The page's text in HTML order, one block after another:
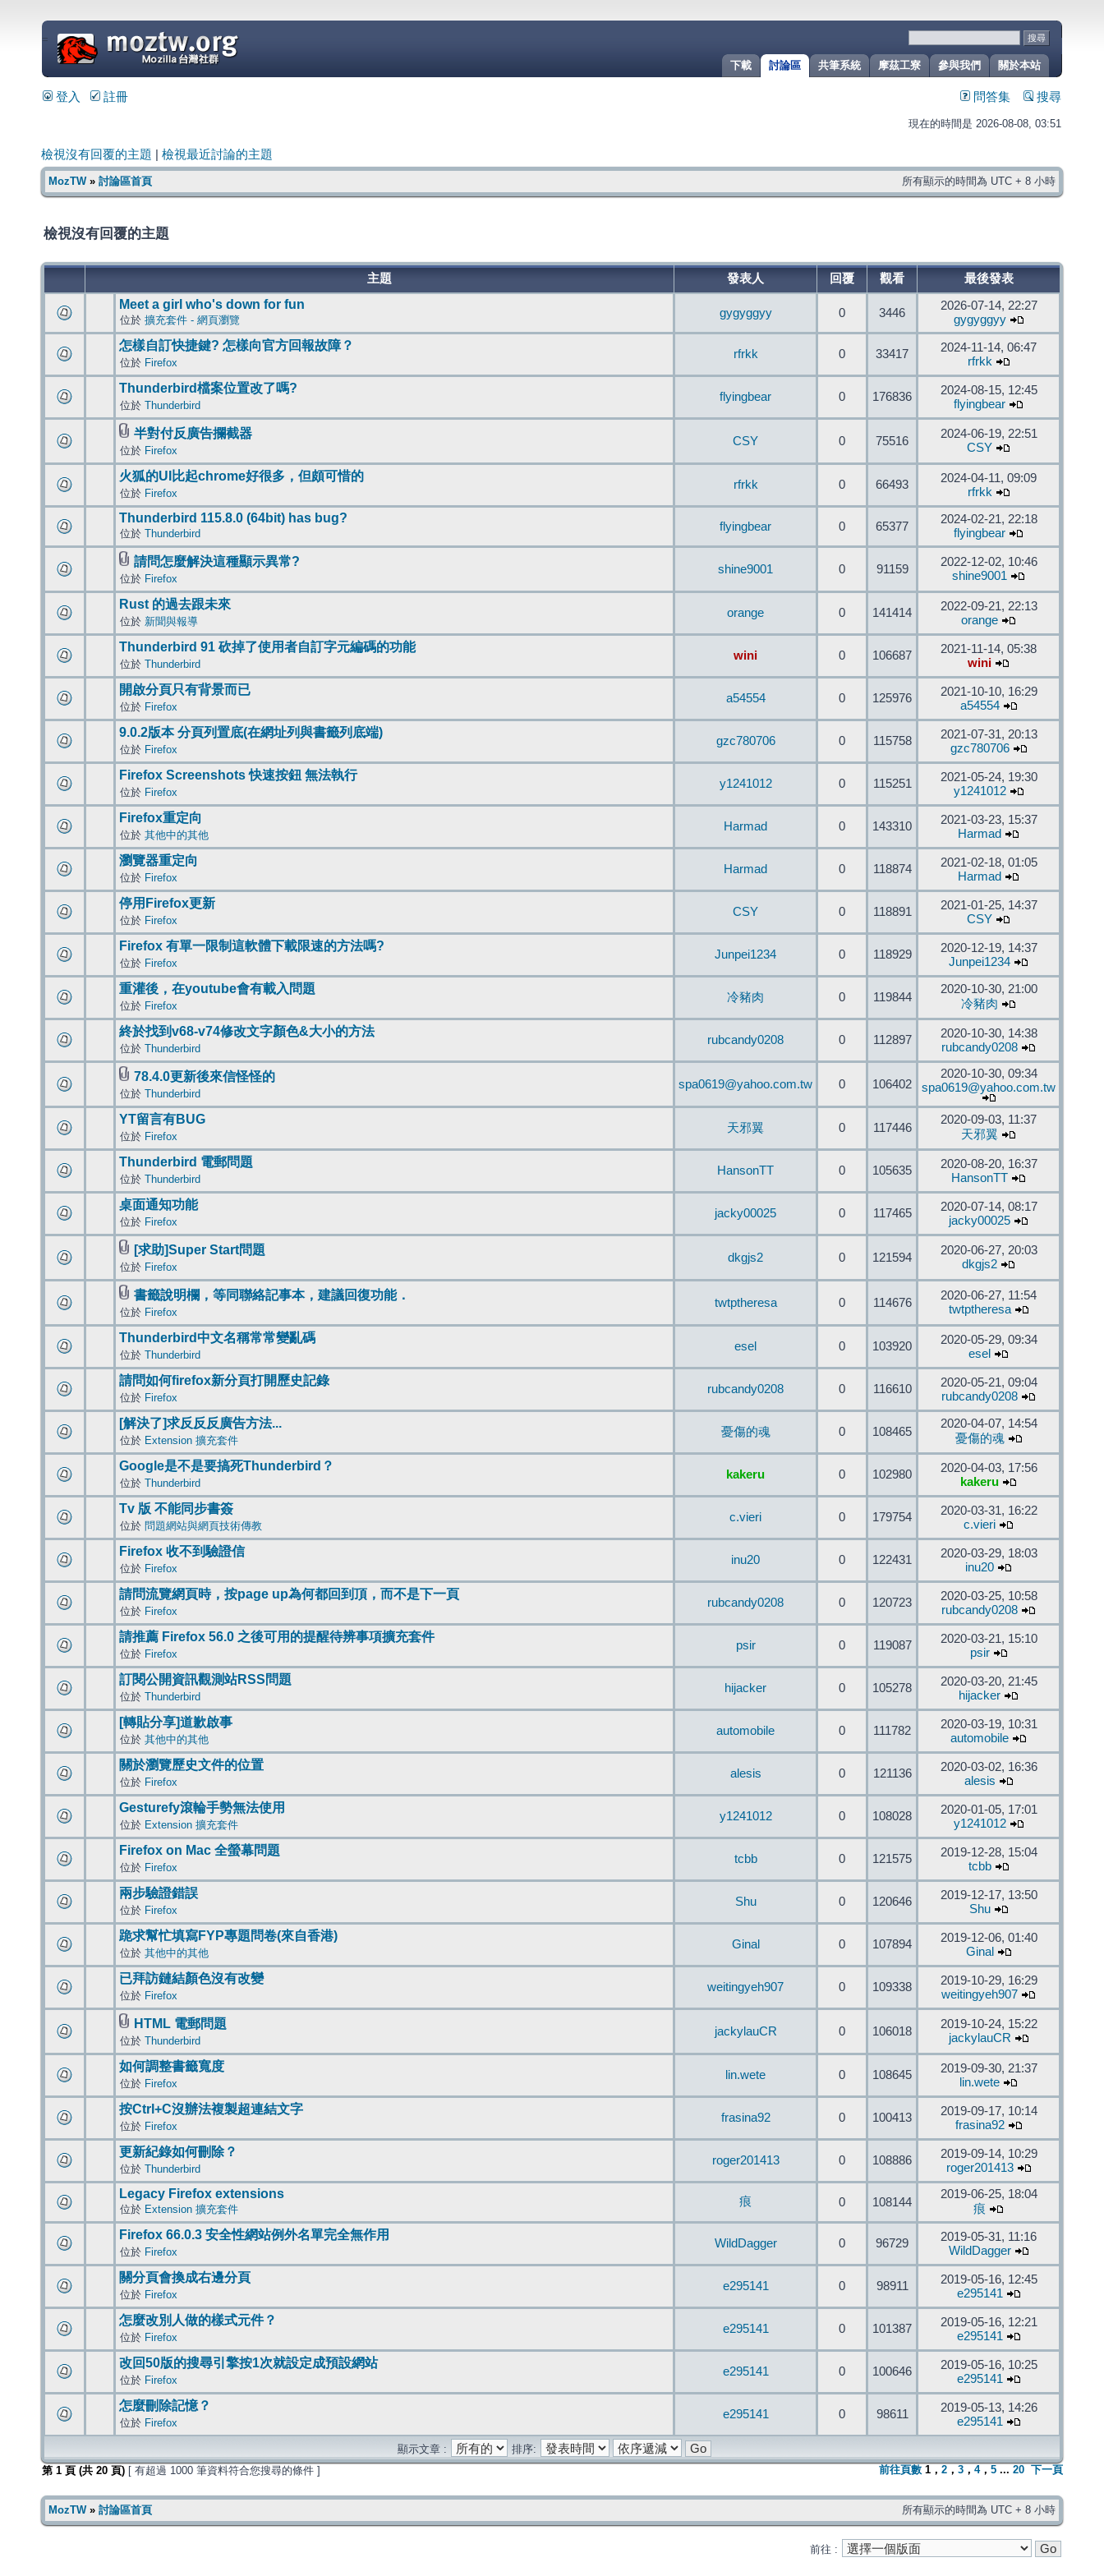
關於本站
參與我們
摩茲工寮
共筆系統
討論區
下載
=
登入 註冊 問答集 搜尋
現在的時間是 2026-08-08, 03:51
檢視沒有回覆的主題 檢視最近討論的主題
MozTW» 討論區首頁 所有顯示的時間為 UTC + 8 小時
檢視沒有回覆的主題
主題 發表人 回覆 觀看 最後發表
Meet a girl who's down for fun
位於 擴充套件 - 網頁瀏覽
gygyggyy 0 3446
2026-07-14, 22:27
gygyggyy
怎樣自訂快捷鍵? 怎樣向官方回報故障？
位於 Firefox
rfrkk 0 33417
2024-11-14, 06:47
rfrkk
Thunderbird檔案位置改了嗎?
位於 Thunderbird
flyingbear 0 176836
2024-08-15, 12:45
flyingbear
半對付反廣告攔截器
位於 Firefox
CSY 0 75516
2024-06-19, 22:51
CSY
火狐的UI比起chrome好很多，但頗可惜的
位於 Firefox
rfrkk 0 66493
2024-04-11, 09:09
rfrkk
Thunderbird 115.8.0 (64bit) has bug?
位於 Thunderbird
flyingbear 0 65377
2024-02-21, 22:18
flyingbear
請問怎麼解決這種顯示異常?
位於 Firefox
shine9001 0 91159
2022-12-02, 10:46
shine9001
Rust 的過去跟未來
位於 新聞與報導
orange 0 141414
2022-09-21, 22:13
orange
Thunderbird 91 砍掉了使用者自訂字元編碼的功能
位於 Thunderbird
wini 0 106687
2021-11-14, 05:38
wini
開啟分頁只有背景而已
位於 Firefox
a54554 0 125976
2021-10-10, 16:29
a54554
9.0.2版本 分頁列置底(在網址列與書籤列底端)
位於 Firefox
gzc780706 0 115758
2021-07-31, 20:13
gzc780706
Firefox Screenshots 快速按鈕 無法執行
位於 Firefox
y1241012 0 115251
2021-05-24, 19:30
y1241012
Firefox重定向
位於 其他中的其他
Harmad 0 143310
2021-03-23, 15:37
Harmad
瀏覽器重定向
位於 Firefox
Harmad 0 118874
2021-02-18, 01:05
Harmad
停用Firefox更新
位於 Firefox
CSY 0 118891
2021-01-25, 14:37
CSY
Firefox 有單一限制這軟體下載限速的方法嗎?
位於 Firefox
Junpei1234 0 118929
2020-12-19, 14:37
Junpei1234
重灌後，在youtube會有載入問題
位於 Firefox
冷豬肉 0 119844
2020-10-30, 21:00
冷豬肉
終於找到v68-v74修改文字顏色&大小的方法
位於 Thunderbird
rubcandy0208 0 112897
2020-10-30, 14:38
rubcandy0208
78.4.0更新後來信怪怪的
位於 Thunderbird
spa0619@yahoo.com.tw 0 106402
2020-10-30, 09:34
spa0619@yahoo.com.tw
YT留言有BUG
位於 Firefox
天邪翼 0 117446
2020-09-03, 11:37
天邪翼
Thunderbird 電郵問題
位於 Thunderbird
HansonTT 0 105635
2020-08-20, 16:37
HansonTT
桌面通知功能
位於 Firefox
jacky00025 0 117465
2020-07-14, 08:17
jacky00025
[求助]Super Start問題
位於 Firefox
dkgjs2 0 121594
2020-06-27, 20:03
dkgjs2
書籤說明欄，等同聯絡記事本，建議回復功能．
位於 Firefox
twtptheresa 0 114676
2020-06-27, 11:54
twtptheresa
Thunderbird中文名稱常常變亂碼
位於 Thunderbird
esel 0 103920
2020-05-29, 09:34
esel
請問如何firefox新分頁打開歷史記錄
位於 Firefox
rubcandy0208 0 116610
2020-05-21, 09:04
rubcandy0208
[解決了]求反反反廣告方法...
位於 Extension 擴充套件
憂傷的魂 0 108465
2020-04-07, 14:54
憂傷的魂
Google是不是要搞死Thunderbird？
位於 Thunderbird
kakeru 0 102980
2020-04-03, 17:56
kakeru
Tv 版 不能同步書簽
位於 問題網站與網頁技術傳教
c.vieri 0 179754
2020-03-31, 16:22
c.vieri
Firefox 收不到驗證信
位於 Firefox
inu20 0 122431
2020-03-29, 18:03
inu20
請問流覽網頁時，按page up為何都回到頂，而不是下一頁
位於 Firefox
rubcandy0208 0 120723
2020-03-25, 10:58
rubcandy0208
請推薦 Firefox 56.0 之後可用的提醒待辨事項擴充套件
位於 Firefox
psir 0 119087
2020-03-21, 15:10
psir
訂閱公開資訊觀測站RSS問題
位於 Thunderbird
hijacker 0 105278
2020-03-20, 21:45
hijacker
[轉貼分享]道歉啟事
位於 其他中的其他
automobile 0 111782
2020-03-19, 10:31
automobile
關於瀏覽歷史文件的位置
位於 Firefox
alesis 0 121136
2020-03-02, 16:36
alesis
Gesturefy滾輪手勢無法使用
位於 Extension 擴充套件
y1241012 0 108028
2020-01-05, 17:01
y1241012
Firefox on Mac 全螢幕問題
位於 Firefox
tcbb 0 121575
2019-12-28, 15:04
tcbb
兩步驗證錯誤
位於 Firefox
Shu 0 120646
2019-12-17, 13:50
Shu
跪求幫忙填寫FYP專題問卷(來自香港)
位於 其他中的其他
Ginal 0 107894
2019-12-06, 01:40
Ginal
已拜訪鏈結顏色沒有改變
位於 Firefox
weitingyeh907 0 109338
2019-10-29, 16:29
weitingyeh907
HTML 電郵問題
位於 Thunderbird
jackylauCR 0 106018
2019-10-24, 15:22
jackylauCR
如何調整書籤寬度
位於 Firefox
lin.wete 0 108645
2019-09-30, 21:37
lin.wete
按Ctrl+C沒辦法複製超連結文字
位於 Firefox
frasina92 0 100413
2019-09-17, 10:14
frasina92
更新紀錄如何刪除？
位於 Thunderbird
roger201413 0 108886
2019-09-14, 10:29
roger201413
Legacy Firefox extensions
位於 Extension 擴充套件
痕 0 108144
2019-06-25, 18:04
痕
Firefox 66.0.3 安全性網站例外名單完全無作用
位於 Firefox
WildDagger 0 96729
2019-05-31, 11:16
WildDagger
關分頁會換成右邊分頁
位於 Firefox
e295141 0 98911
2019-05-16, 12:45
e295141
怎麼改別人做的樣式元件？
位於 Firefox
e295141 0 101387
2019-05-16, 12:21
e295141
改回50版的搜尋引擎按1次就設定成預設網站
位於 Firefox
e295141 0 100646
2019-05-16, 10:25
e295141
怎麼刪除記憶？
位於 Firefox
e295141 0 98611
2019-05-13, 14:26
e295141
顯示文章 :
排序:
第 1 頁 (共 20 頁) [ 有超過 1000 筆資料符合您搜尋的條件 ] 前往頁數 1 ， 2 ， 3 ， 4， 5 ... 20 下一頁
MozTW» 討論區首頁 所有顯示的時間為 UTC + 8 小時
前往 :